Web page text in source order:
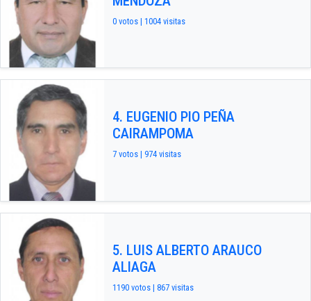
0 votos | 1004 visitas
4. EUGENIO PIO PEÑA
CAIRAMPOMA
7 votos | 974 visitas
5. LUIS ALBERTO ARAUCO
ALIAGA
1190 votos | 867 visitas